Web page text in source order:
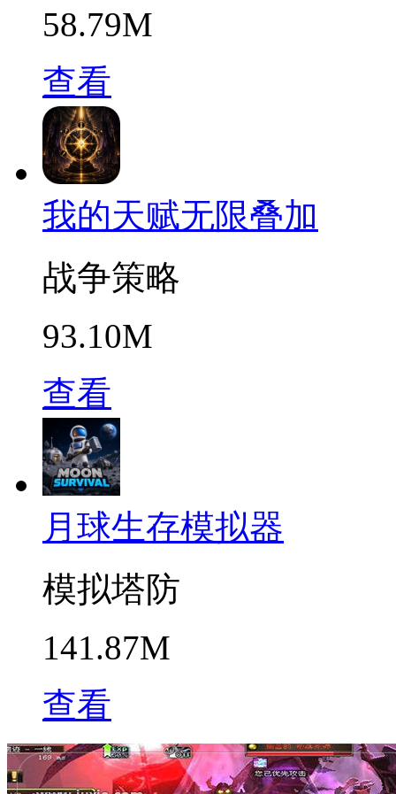
58.79M
查看
我的天赋无限叠加
战争策略
93.10M
查看
月球生存模拟器
模拟塔防
141.87M
查看